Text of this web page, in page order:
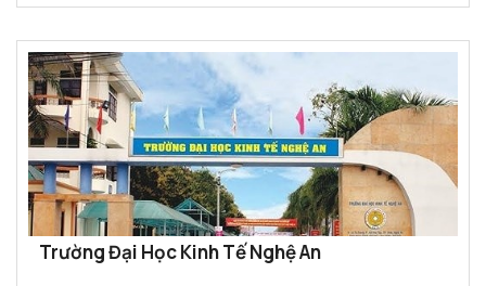
Trường Đại Học Kinh Tế Nghệ An